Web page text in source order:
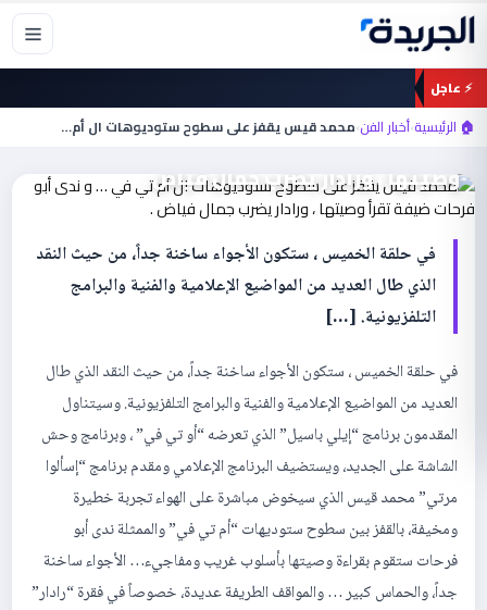
تخطي
المحتوى
⚡ عاجل
🏠 الرئيسية›أخبار الفن›محمد قيس يقفز على سطوح ستوديوهات ال أم…
أخبار الفن
محمد قيس يقفز على سطوح ستوديوهات ال
وصيتها ، ورادار يضرب جمال فياض .
في حلقة الخميس ، ستكون الأجواء ساخنة جداً، من حيث النقد
الذي طال العديد من المواضيع الإعلامية والفنية والبرامج
التلفزيونية. […]
في حلقة الخميس ، ستكون الأجواء ساخنة جداً، من حيث النقد الذي طال
العديد من المواضيع الإعلامية والفنية والبرامج التلفزيونية. وسيتناول
المقدمون برنامج “إيلي باسيل” الذي تعرضه “أو تي في” ، وبرنامج وحش
الشاشة على الجديد، ويستضيف البرنامج الإعلامي ومقدم برنامج “إسألوا
مرتي” محمد قيس الذي سيخوض مباشرة على الهواء تجربة خطيرة
ومخيفة، بالقفز بين سطوح ستوديهات “أم تي في” والممثلة ندى أبو
فرحات ستقوم بقراءة وصيتها بأسلوب غريب ومفاجيء… الأجواء ساخنة
جداً، والحماس كبير … والمواقف الطريفة عديدة، خصوصاً في فقرة “رادار”